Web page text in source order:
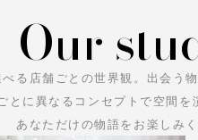
Our
る店舗ごとの世界観。 出会う
とに異なるコンセプトで空間を
あなただけの物語をお楽しみく